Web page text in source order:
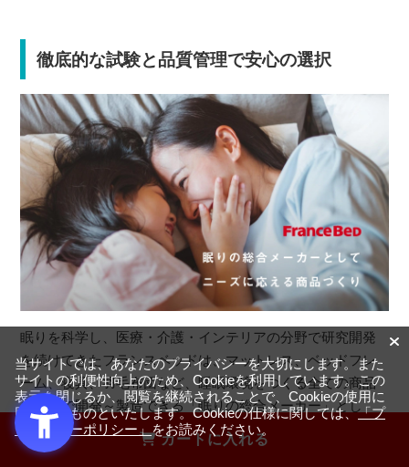
カートに入れる
徹底的な試験と品質管理で安心の選択
眠りを科学し、医療・介護・インテリアの分野で研究開発
を続けてきたフランスベッドは、マットレス、ベッドフレ
ーム、寝具、羽毛布団など、睡眠環境をつくる全ての商品
を自社で開発～製造できる「眠りの総合メーカー」とし
て、時代のニーズに対応した商品をつくり続けています。
当サイトでは、あなたのプライバシーを大切にします。また
サイトの利便性向上のため、Cookieを利用しています。この
表示を閉じるか、閲覧を継続されることで、Cookieの使用に
同意するものといたします。Cookieの仕様に関しては、「プ
ライバシーポリシー」をお読みください。